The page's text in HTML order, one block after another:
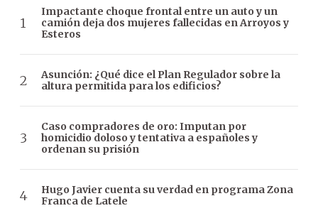
Impactante choque frontal entre un auto y un
camión deja dos mujeres fallecidas en Arroyos y
Esteros
Asunción: ¿Qué dice el Plan Regulador sobre la
altura permitida para los edificios?
Caso compradores de oro: Imputan por
homicidio doloso y tentativa a españoles y
ordenan su prisión
Hugo Javier cuenta su verdad en programa Zona
Franca de Latele